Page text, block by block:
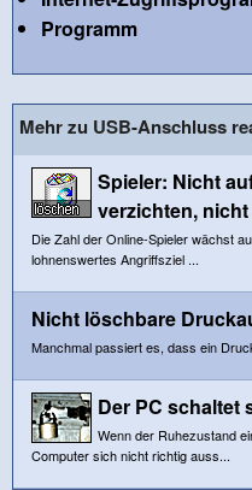
Programm
Mehr zu USB-Anschluss
Spieler: Nicht
verzichten,
Die Zahl der Online-Spieler wächst
lohnenswertes Angriffsziel ...
Nicht löschbare
Manchmal passiert es, dass ein
Der PC schaltet
Wenn der Ruhezustand
Computer sich nicht richtig auss...